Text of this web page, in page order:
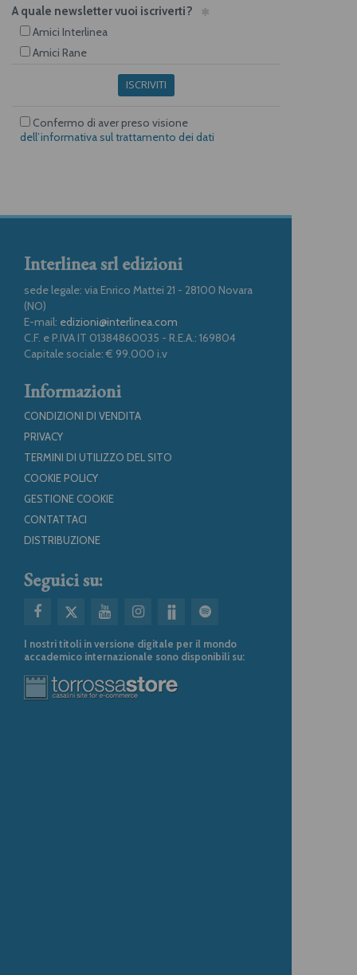
A quale newsletter vuoi iscriverti?
Amici Interlinea
Amici Rane
ISCRIVITI
Confermo di aver preso visione
dell’informativa sul trattamento dei dati
Interlinea srl edizioni
sede legale: via Enrico Mattei 21 - 28100 Novara
(NO)
E-mail: edizioni@interlinea.com
C.F. e P.IVA IT 01384860035 - R.E.A.: 169804
Capitale sociale: € 99.000 i.v
Informazioni
CONDIZIONI DI VENDITA
PRIVACY
TERMINI DI UTILIZZO DEL SITO
COOKIE POLICY
GESTIONE COOKIE
CONTATTACI
DISTRIBUZIONE
Seguici su:
I nostri titoli in versione digitale per il mondo
accademico internazionale sono disponibili su: